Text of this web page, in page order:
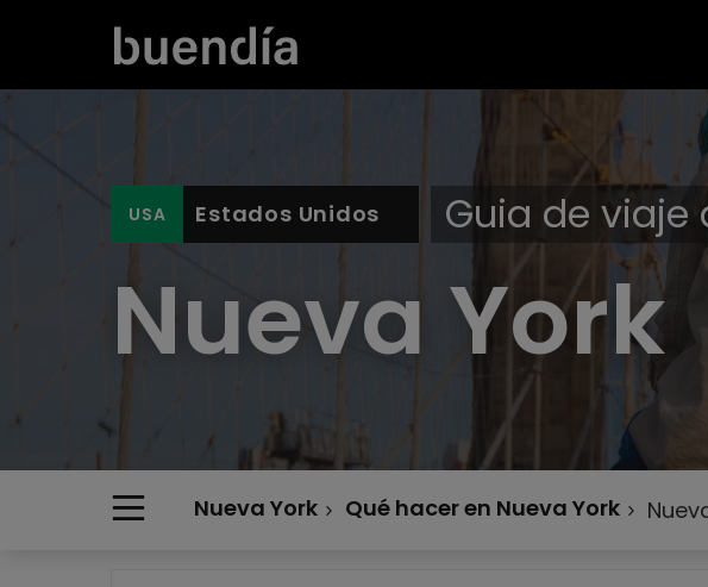
Estados Unidos Guia de viaje
Nueva York
Nueva York Qué hacer en Nueva York